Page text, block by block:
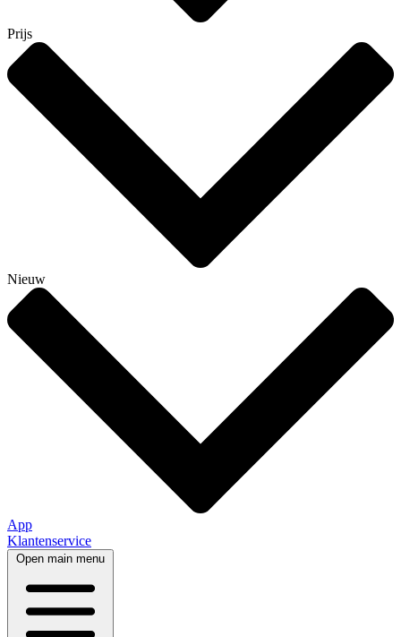
Prijs
Nieuw
App
Klantenservice
Open main menu